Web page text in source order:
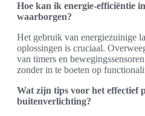
Hoe kan ik energie-efficiëntie
waarborgen?
Het gebruik van energiezuinige
oplossingen is cruciaal.
van timers en
zonder in te boeten op
Wat zijn tips voor het effectief
buitenverlichting?